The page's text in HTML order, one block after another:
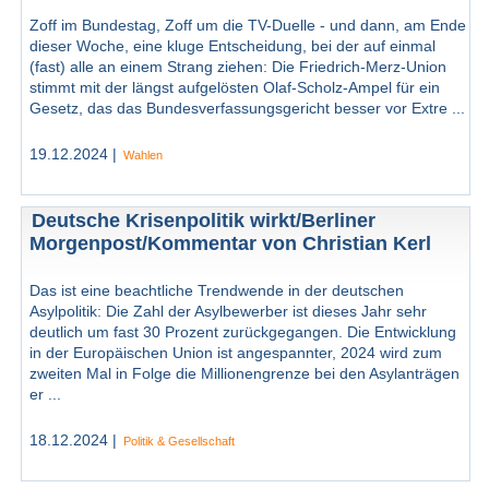
Zoff im Bundestag, Zoff um die TV-Duelle - und dann, am Ende
dieser Woche, eine kluge Entscheidung, bei der auf einmal
(fast) alle an einem Strang ziehen: Die Friedrich-Merz-Union
stimmt mit der längst aufgelösten Olaf-Scholz-Ampel für ein
Gesetz, das das Bundesverfassungsgericht besser vor Extre ...
19.12.2024 | Wahlen
Deutsche Krisenpolitik wirkt/Berliner
Morgenpost/Kommentar von Christian Kerl
Das ist eine beachtliche Trendwende in der deutschen
Asylpolitik: Die Zahl der Asylbewerber ist dieses Jahr sehr
deutlich um fast 30 Prozent zurückgegangen. Die Entwicklung
in der Europäischen Union ist angespannter, 2024 wird zum
zweiten Mal in Folge die Millionen­grenze bei den Asylanträgen
er ...
18.12.2024 | Politik & Gesellschaft